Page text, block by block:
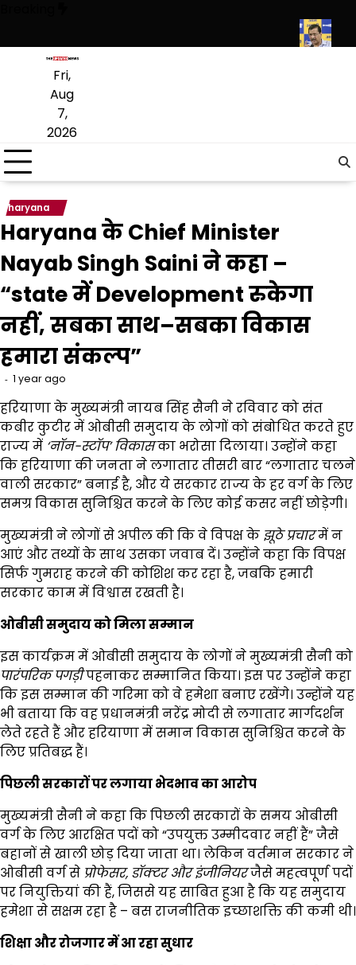
content
Fri,
Aug
7,
2026
haryana
Haryana के Chief Minister
Nayab Singh Saini ने कहा –
“state में Development रुकेगा
नहीं, सबका साथ–सबका विकास
हमारा संकल्प”
1 year ago
हरियाणा के मुख्यमंत्री नायब सिंह सैनी ने रविवार को संत
कबीर कुटीर में ओबीसी समुदाय के लोगों को संबोधित करते हुए
राज्य में ‘नॉन-स्टॉप’ विकासका भरोसा दिलाया। उन्होंने कहा
कि हरियाणा की जनता ने लगातार तीसरी बार “लगातार चलने
वाली सरकार” बनाई है, और ये सरकार राज्य के हर वर्ग के लिए
समग्र विकास सुनिश्चित करने के लिए कोई कसर नहीं छोड़ेगी।
मुख्यमंत्री ने लोगों से अपील की कि वे विपक्ष के झूठे प्रचारमें न
आएं और तथ्यों के साथ उसका जवाब दें। उन्होंने कहा कि विपक्ष
सिर्फ गुमराह करने की कोशिश कर रहा है, जबकि हमारी
सरकार काम में विश्वास रखती है।
ओबीसी समुदाय को मिला सम्मान
इस कार्यक्रम में ओबीसी समुदाय के लोगों ने मुख्यमंत्री सैनी को
पारंपरिक पगड़ीपहनाकर सम्मानित किया। इस पर उन्होंने कहा
कि इस सम्मान की गरिमा को वे हमेशा बनाए रखेंगे। उन्होंने यह
भी बताया कि वह प्रधानमंत्री नरेंद्र मोदी से लगातार मार्गदर्शन
लेते रहते हैं और हरियाणा में समान विकास सुनिश्चित करने के
लिए प्रतिबद्ध हैं।
पिछली सरकारों पर लगाया भेदभाव का आरोप
मुख्यमंत्री सैनी ने कहा कि पिछली सरकारों के समय ओबीसी
वर्ग के लिए आरक्षित पदों को “उपयुक्त उम्मीदवार नहीं हैं” जैसे
बहानों से खाली छोड़ दिया जाता था। लेकिन वर्तमान सरकार ने
ओबीसी वर्ग से प्रोफेसर, डॉक्टर और इंजीनियरजैसे महत्वपूर्ण पदों
पर नियुक्तियां की हैं, जिससे यह साबित हुआ है कि यह समुदाय
हमेशा से सक्षम रहा है – बस राजनीतिक इच्छाशक्ति की कमी थी।
शिक्षा और रोजगार में आ रहा सुधार